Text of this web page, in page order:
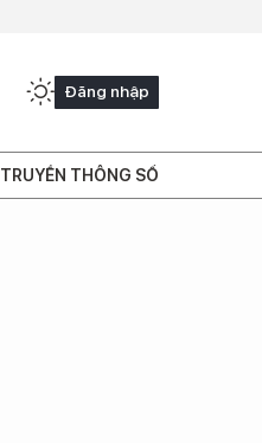
Đăng nhập
TRUYỀN THÔNG SỐ